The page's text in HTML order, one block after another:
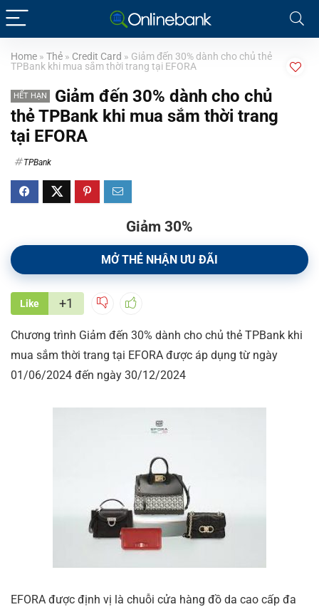
Home » Thẻ » Credit Card » Giảm đến 30% dành cho chủ thẻ
TPBank khi mua sắm thời trang tại EFORA
HẾT HẠN
Giảm đến 30% dành cho chủ
thẻ TPBank khi mua sắm thời trang
tại EFORA
TPBank
Giảm 30%
MỞ THẺ NHẬN ƯU ĐÃI
Like +1
Chương trình Giảm đến 30% dành cho chủ thẻ TPBank khi
mua sắm thời trang tại EFORA được áp dụng từ ngày
01/06/2024 đến ngày 30/12/2024
EFORA được định vị là chuỗi cửa hàng đồ da cao cấp đa